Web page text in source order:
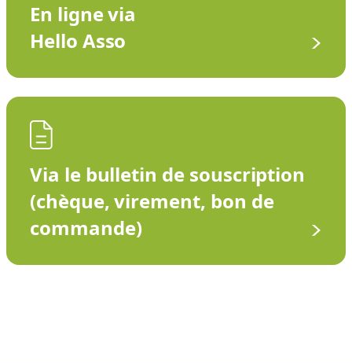
En ligne via
Hello Asso
Via le bulletin de souscription
(chèque, virement, bon de
commande)